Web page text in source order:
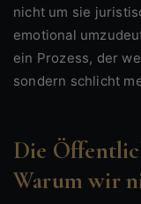
nicht um sie
emotional
ein Prozess, der
sondern schlicht
Die
Warum wir